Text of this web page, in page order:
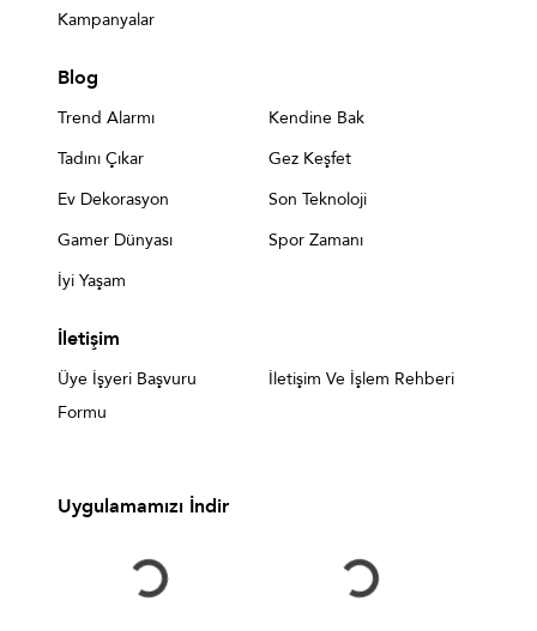
Kampanyalar
Blog
Trend Alarmı
Kendine Bak
Tadını Çıkar
Gez Keşfet
Ev Dekorasyon
Son Teknoloji
Gamer Dünyası
Spor Zamanı
İyi Yaşam
İletişim
Üye İşyeri Başvuru
Formu
İletişim Ve İşlem Rehberi
Uygulamamızı İndir